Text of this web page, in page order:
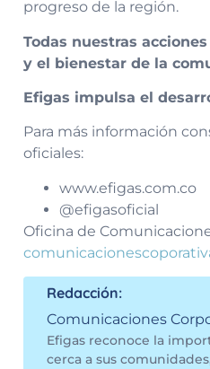
progreso de la región.
Todas nuestras
y el bienestar de la
Efigas impulsa el
Para más información
oficiales:
www.efigas.com.co
@efigasoficial
Oficina de
Redacción:
Comunicaciones
Efigas reconoce la
cerca a sus